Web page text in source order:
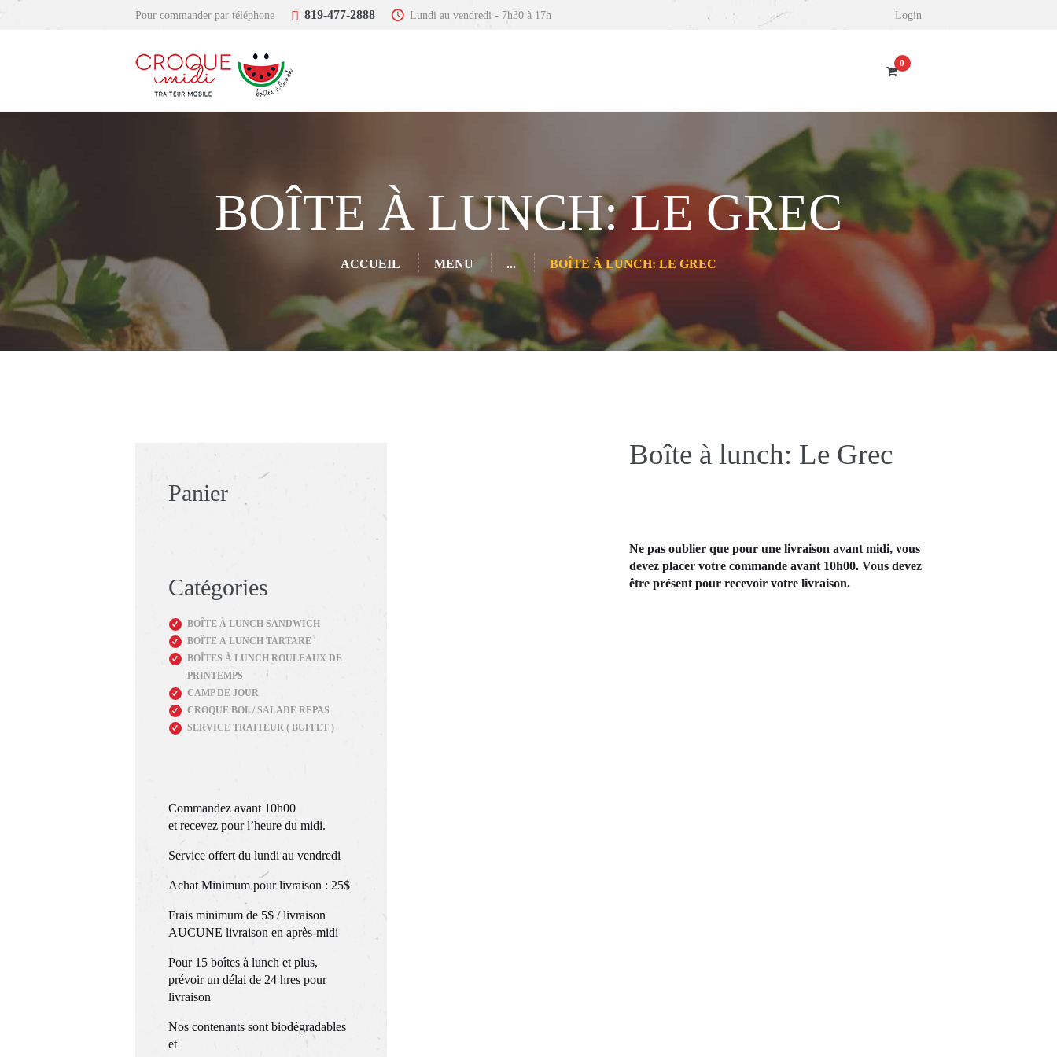
Pour commander par téléphone 819-477-2888 Lundi au vendredi - 7h30 à 17h Login
0
BOÎTE À LUNCH: LE GREC
ACCUEIL MENU ... BOÎTE À LUNCH: LE GREC
ACCUEIL
Boîte à lunch: Le Grec
Ne pas oublier que pour une livraison avant midi, vous
devez placer votre commande avant 10h00. Vous devez
être présent pour recevoir votre livraison.
Panier
Catégories
BOÎTE À LUNCH SANDWICH
BOÎTE À LUNCH TARTARE
BOÎTES À LUNCH ROULEAUX DE
PRINTEMPS
CAMP DE JOUR
CROQUE BOL / SALADE REPAS
SERVICE TRAITEUR ( BUFFET )
Commandez avant 10h00
et recevez pour l’heure du midi.
Service offert du lundi au vendredi
Achat Minimum pour livraison : 25$
Frais minimum de 5$ / livraison
AUCUNE livraison en après-midi
Pour 15 boîtes à lunch et plus,
prévoir un délai de 24 hres pour
livraison
Nos contenants sont biodégradables
et